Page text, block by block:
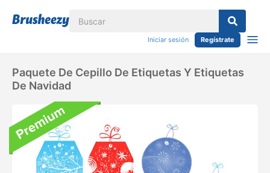
Iniciar sesión Regístrate
Paquete De Cepillo De Etiquetas Y Etiquetas
De Navidad